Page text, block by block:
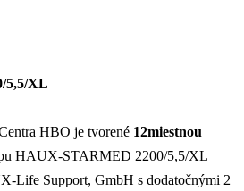
5,5/XL
HBO je tvorené 12miestnou
HAUX-STARMED 2200/5,5/XL
Life Support, GmbH s dodatočnými 2